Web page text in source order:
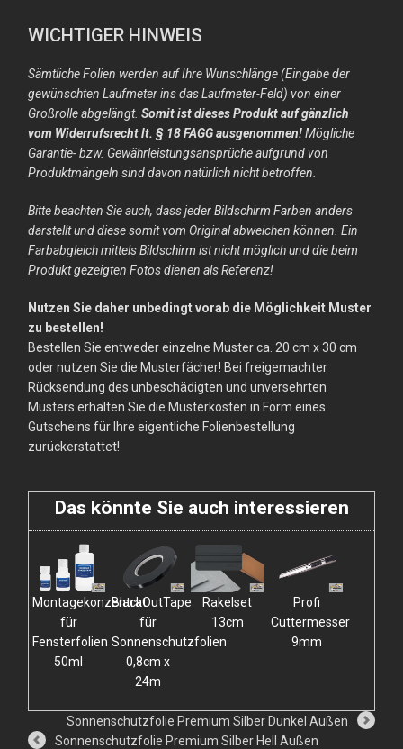
WICHTIGER HINWEIS
Sämtliche Folien werden auf Ihre Wunschlänge (Eingabe der
gewünschten Laufmeter ins das Laufmeter-Feld) von einer
Großrolle abgelängt.Somit ist dieses Produkt auf gänzlich
vom Widerrufsrecht lt. § 18 FAGG ausgenommen!Mögliche
Garantie- bzw. Gewährleistungsansprüche aufgrund von
Produktmängeln sind davon natürlich nicht betroffen.
Bitte beachten Sie auch, dass jeder Bildschirm Farben anders
darstellt und diese somit vom Original abweichen können. Ein
Farbabgleich mittels Bildschirm ist nicht möglich und die beim
Produkt gezeigten Fotos dienen als Referenz!
Nutzen Sie daher unbedingt vorab die Möglichkeit Muster
zu bestellen!
Bestellen Sie entweder einzelne Muster ca. 20 cm x 30 cm
oder nutzen Sie die Musterfächer! Bei freigemachter
Rücksendung des unbeschädigten und unversehrten
Musters erhalten Sie die Musterkosten in Form eines
Gutscheins für Ihre eigentliche Folienbestellung
zurückerstattet!
Das könnte Sie auch interessieren
Montagekonzentrat
für
Fensterfolien
50ml
BlackOutTape
für
Sonnenschutzfolien
0,8cm x
24m
Rakelset
13cm
Profi
Cuttermesser
9mm
Sonnenschutzfolie Premium Silber Dunkel Außen
Sonnenschutzfolie Premium Silber Hell Außen